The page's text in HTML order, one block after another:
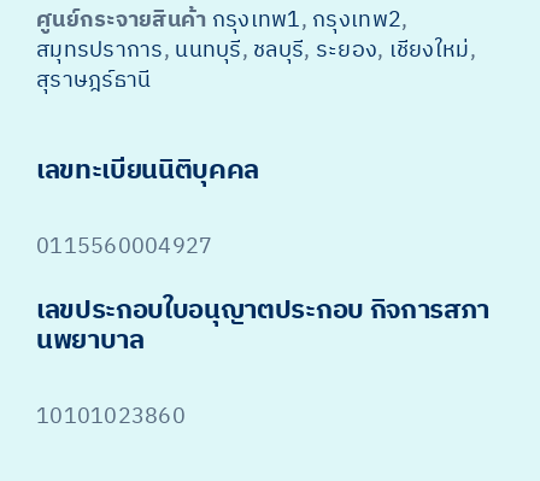
ศูนย์กระจายสินค้า กรุงเทพ1, กรุงเทพ2,
สมุทรปราการ, นนทบุรี, ชลบุรี, ระยอง, เชียงใหม่,
สุราษฎร์ธานี
เลขทะเบียนนิติบุคคล
0115560004927
เลขประกอบใบอนุญาตประกอบ กิจการสภา
นพยาบาล
10101023860